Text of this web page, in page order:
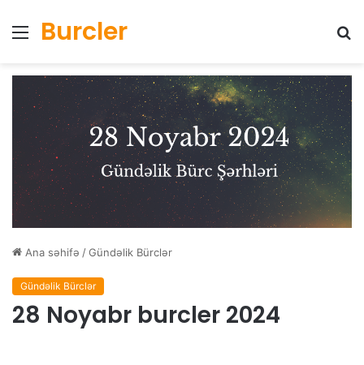
Menyu
Burcler
Ana səhifə /Gündəlik Bürclər
Gündəlik Bürclər
28 Noyabr burcler 2024